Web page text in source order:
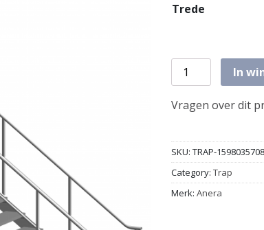
Trede
Trap 38 graden
In
Vragen over dit
SKU: TRAP-1598035708
Category: Trap
Merk: Anera